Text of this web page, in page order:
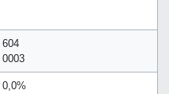
604
0003
0,0%